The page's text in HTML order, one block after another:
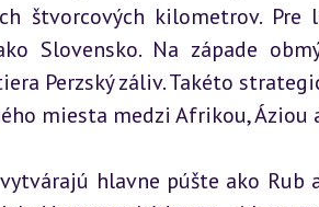
štvorcových kilometrov.
Slovensko. Na západe
Perzský záliv. Takéto
miesta medzi Afrikou, Áziou
hlavne púšte ako Rub